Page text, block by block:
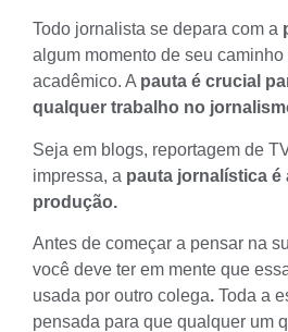
Todo jornalista se depara com a
algum momento de seu
acadêmico. A pauta é crucial
qualquer trabalho no
Seja em blogs, reportagem de
impressa, a pauta jornalística é
produção.
Antes de começar a pensar na
você deve ter em mente que
usada por outro colega. Toda a
pensada para que qualquer um